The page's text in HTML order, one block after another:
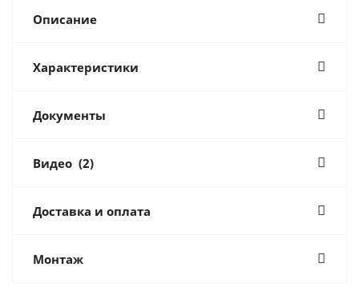
Описание
Характеристики
Документы
Видео (2)
Доставка и оплата
Монтаж